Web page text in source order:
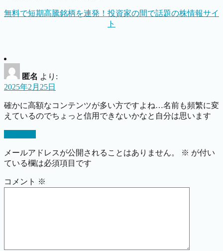
無料で短期高騰銘柄を連発！投資家の間で話題の株情報サイ
ト
匿名 より:
2025年2月25日
確かに高額なコンテンツが多い方ですよね…名前も頻繁に変
えているのでちょっと信用できないかなと自分は思います
メールアドレスが公開されることはありません。 ※ が付い
ている欄は必須項目です
コメント ※